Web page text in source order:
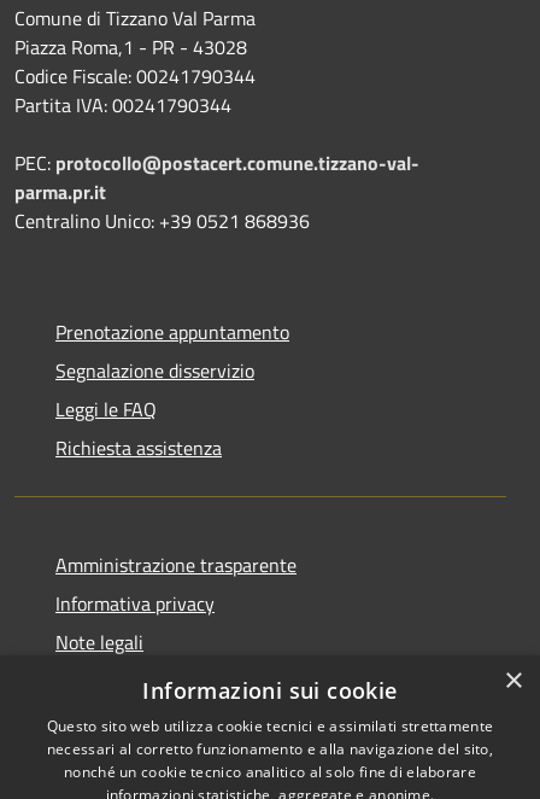
Comune di Tizzano Val Parma
Piazza Roma,1 - PR - 43028
Codice Fiscale: 00241790344
Partita IVA: 00241790344
PEC: protocollo@postacert.comune.tizzano-val-
parma.pr.it
Centralino Unico: +39 0521 868936
Prenotazione appuntamento
Segnalazione disservizio
Leggi le FAQ
Richiesta assistenza
Amministrazione trasparente
Informativa privacy
Note legali
Dichiarazione di accessibilità
×
Informazioni sui cookie
Questo sito web utilizza cookie tecnici e assimilati strettamente
necessari al corretto funzionamento e alla navigazione del sito,
nonché un cookie tecnico analitico al solo fine di elaborare
informazioni statistiche, aggregate e anonime.